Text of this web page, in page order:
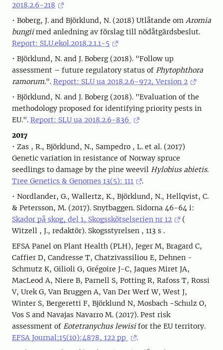
2018.2.6-218
• Boberg, J. and Björklund, N. (2018) Utlåtande om Aromia
bungiimed anledning av förslag till nödåtgärdsbeslut.
Report: SLU.ekol.2018.2.1.1-5
• Björklund, N. and J. Boberg (2018). "Follow up
assessment – future regulatory status of Phytophthora
ramorum.". Report: SLU ua 2018.2.6-972, Version 2
• Björklund, N. and J. Boberg (2018). "Evaluation of the
methodology proposed for identifying priority pests in
EU.". Report: SLU ua 2018.2.6-836
2017
• Zas , R., Björklund, N., Sampedro , L. et al. (2017)
Genetic variation in resistance of Norway spruce
seedlings to damage by the pine weevil Hylobius abietis.
Tree Genetics & Genomes 13(5): 111
.
• Nordlander, G., Wallertz, K., Björklund, N., Hellqvist, C.
& Petersson, M. (2017). Snytbaggen. Sidorna 46-64 i:
Skador på skog, del 1, Skogsskötselserien nr 12
(
Witzell , J., redaktör). Skogsstyrelsen , 113 s .
EFSA Panel on Plant Health (PLH), Jeger M, Bragard C,
Caffier D, Candresse T, Chatzivassiliou E, Dehnen -
Schmutz K, Gilioli G, Grégoire J-C, Jaques Miret JA,
MacLeod A, Niere B, Parnell S, Potting R, Rafoss T, Rossi
V, Urek G, Van Bruggen A, Van Der Werf W, West J,
Winter S, Bergeretti F, Björklund N, Mosbach -Schulz O,
Vos S and Navajas Navarro M. (2017). Pest risk
assessment of Eotetranychus lewisifor the EU territory.
EFSA Journal;15(10):4878, 122 pp
.